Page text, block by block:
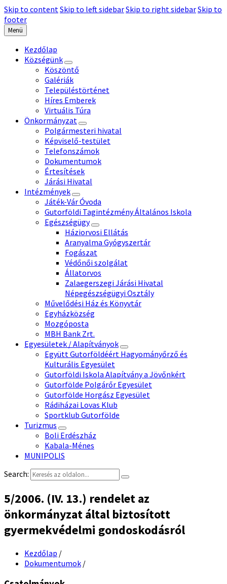
Skip to contentSkip to left sidebarSkip to right sidebarSkip to
footer
Menü
Kezdőlap
Községünk
Köszöntő
Galériák
Településtörténet
Híres Emberek
Virtuális Túra
Önkormányzat
Polgármesteri hivatal
Képviselő-testület
Telefonszámok
Dokumentumok
Értesítések
Járási Hivatal
Intézmények
Játék-Vár Óvoda
Gutorföldi Tagintézmény Általános Iskola
Egészségügy
Háziorvosi Ellátás
Aranyalma Gyógyszertár
Fogászat
Védőnői szolgálat
Állatorvos
Zalaegerszegi Járási Hivatal
Népegészségügyi Osztály
Művelődési Ház és Könyvtár
Egyházközség
Mozgóposta
MBH Bank Zrt.
Egyesületek / Alapítványok
Együtt Gutorföldéért Hagyományőrző és
Kulturális Egyesület
Gutorföldi Iskola Alapítvány a Jövőnkért
Gutorfölde Polgárőr Egyesület
Gutorfölde Horgász Egyesület
Rádiházai Lovas Klub
Sportklub Gutorfölde
Turizmus
Boli Erdészház
Kabala-Ménes
MUNIPOLIS
Search:
5/2006. (IV. 13.) rendelet az
önkormányzat által biztosított
gyermekvédelmi gondoskodásról
Kezdőlap /
Dokumentumok /